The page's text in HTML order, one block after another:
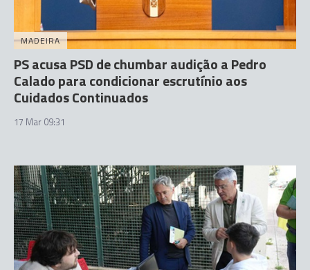
MADEIRA
PS acusa PSD de chumbar audição a Pedro
Calado para condicionar escrutínio aos
Cuidados Continuados
17 Mar 09:31